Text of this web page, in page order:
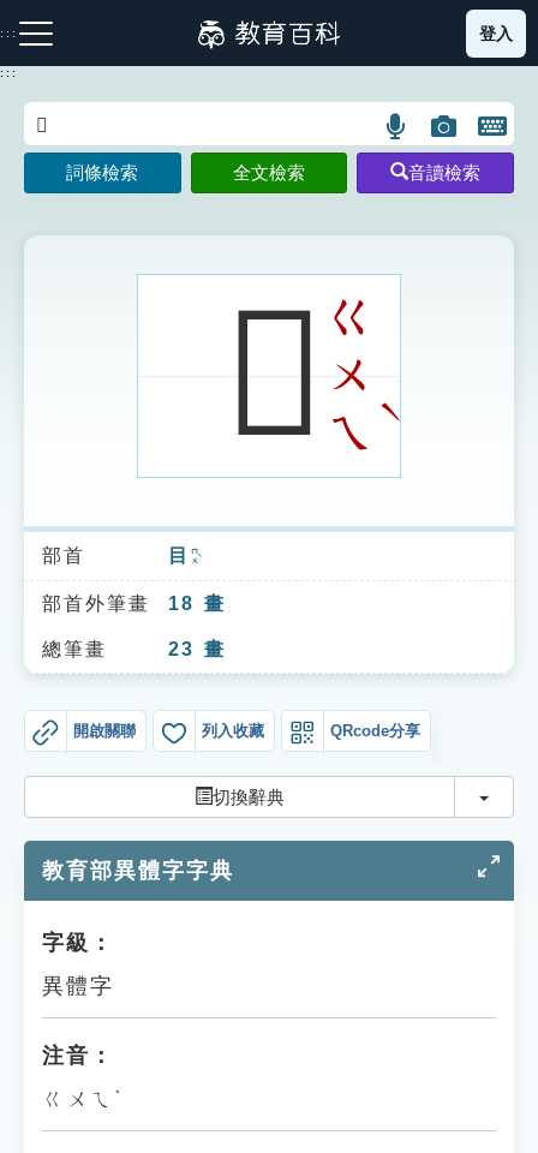
到
主
:::
注音索引圖示 筆畫索引圖示 部首索引表圖示
索引選單
知識索引
單字索引
貓頭鷹博士
登入
:::
語
言
搜
示
圖
片
搜
開
鍵
圖
詞條檢索 全文檢索 音讀檢索
𥍁ㄍ
ㄨ
ㄟ
ˋ
部首 目 ㄇㄨˋ
部首外筆畫 18 畫
總筆畫 23 畫
開啟關聯 列入收藏 QRcode分享
切換辭典 切換
教育部異體字字典
字級：
異體字
注音：
ㄍㄨㄟˋ